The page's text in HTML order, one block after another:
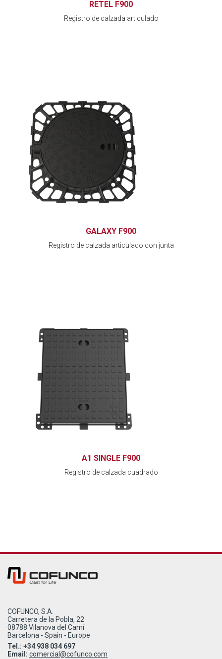
RETEL F900
Registro de calzada articulado
GALAXY F900
Registro de calzada articulado con junta
A1 SINGLE F900
Registro de calzada cuadrado
COFUNCO, S.A.
Carretera de la Pobla, 22
08788 Vilanova del Camí
Barcelona - Spain - Europe
Tel.: +34 938 034 697
Email: comercial@cofunco.com